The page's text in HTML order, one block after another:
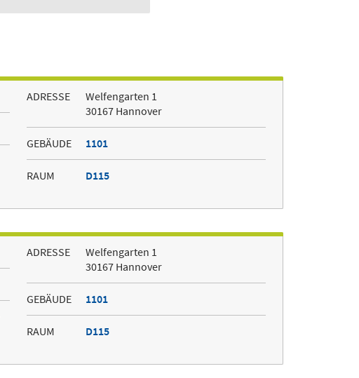
ADRESSE
Welfengarten 1
30167 Hannover
GEBÄUDE 1101
RAUM D115
ADRESSE
Welfengarten 1
30167 Hannover
GEBÄUDE 1101
RAUM D115